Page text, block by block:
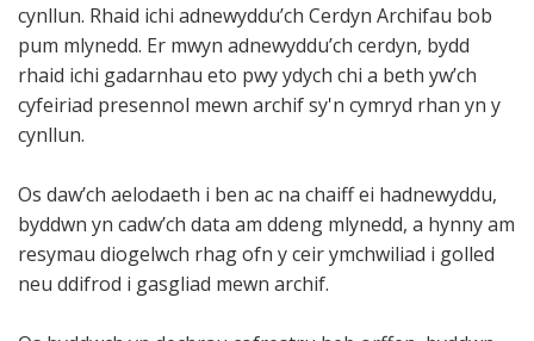
cynllun. Rhaid ichi adnewyddu’ch Cerdyn Archifau bob
pum mlynedd. Er mwyn adnewyddu’ch cerdyn, bydd
rhaid ichi gadarnhau eto pwy ydych chi a beth yw’ch
cyfeiriad presennol mewn archif sy'n cymryd rhan yn y
cynllun.
Os daw’ch aelodaeth i ben ac na chaiff ei hadnewyddu,
byddwn yn cadw’ch data am ddeng mlynedd, a hynny am
resymau diogelwch rhag ofn y ceir ymchwiliad i golled
neu ddifrod i gasgliad mewn archif.